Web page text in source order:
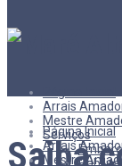
Página Inicial
Arrais
Mestre
Arrais
Mestre
Serviços
Saiba